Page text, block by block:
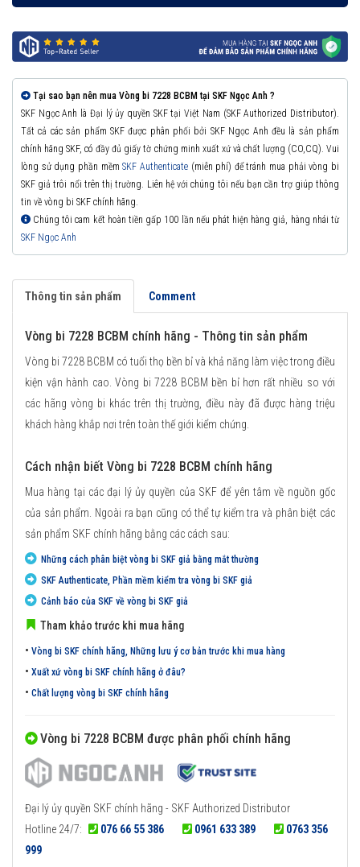
Tại sao bạn nên mua Vòng bi 7228 BCBM tại SKF Ngọc Anh ?
SKF Ngọc Anh là Đại lý ủy quyền SKF tại Việt Nam (SKF Authorized Distributor).
Tất cả các sản phẩm SKF được phân phối bởi SKF Ngọc Anh đều là sản phẩm
chính hãng SKF, có đầy đủ giấy tờ chứng minh xuất xứ và chất lượng (CO,CQ). Vui
lòng sử dụng phần mềmSKF Authenticate(miễn phí) để tránh mua phải vòng bi
SKF giả trôi nổi trên thị trường. Liên hệ với chúng tôi nếu bạn cần trợ giúp thông
tin về vòng bi SKF chính hãng.
Chúng tôi cam kết hoàn tiền gấp 100 lần nếu phát hiện hàng giả, hàng nhái từ
SKF Ngọc Anh
Thông tin sản phẩm Comment
Vòng bi 7228 BCBM chính hãng - Thông tin sản phẩm
Vòng bi 7228 BCBM có tuổi thọ bền bỉ và khả năng làm việc trong điều
kiện vận hành cao. Vòng bi 7228 BCBM bền bỉ hơn rất nhiều so với
các hãng vòng bi khác trên thị trường, điều này đã được hàng triệu
khách hàng khắp nơi trên toàn thế giới kiểm chứng.
Cách nhận biết Vòng bi 7228 BCBM chính hãng
Mua hàng tại các đại lý ủy quyền của SKF để yên tâm về nguồn gốc
của sản phẩm. Ngoài ra bạn cũng có thể tự kiểm tra và phân biệt các
sản phẩm SKF chính hãng bằng các cách sau:
Những cách phân biệt vòng bi SKF giả bằng mắt thường
SKF Authenticate, Phần mềm kiểm tra vòng bi SKF giả
Cảnh báo của SKF về vòng bi SKF giả
Tham khảo trước khi mua hãng
• Vòng bi SKF chính hãng, Những lưu ý cơ bản trước khi mua hàng
• Xuất xứ vòng bi SKF chính hãng ở đâu?
• Chất lượng vòng bi SKF chính hãng
Vòng bi 7228 BCBM được phân phối chính hãng
Đại lý ủy quyền SKF chính hãng - SKF Authorized Distributor
Hotline 24/7:
076 66 55 386 0961 633 389
0763 356
999